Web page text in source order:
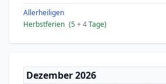
Allerheiligen
Herbstferien (5+ 4Tage)
Dezember 2026